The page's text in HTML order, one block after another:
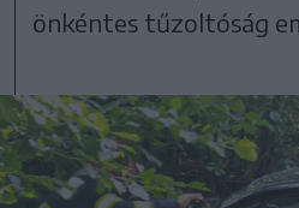
önkéntes tűzoltóság